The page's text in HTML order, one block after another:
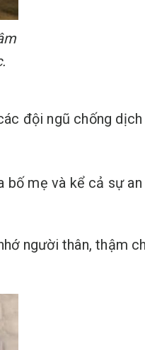
đội ngũ chống
mẹ và kể cả sự
người thân, thậm